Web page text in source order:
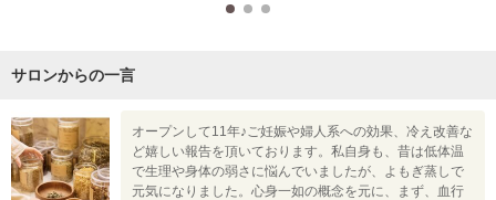
サロンからの一言
オープンして11年♪ご妊娠や婦人系への効果、冷え改善な
ど嬉しい報告を頂いております。私自身も、昔は低体温
で生理や身体の弱さに悩んでいましたが、よもぎ蒸しで
元気になりました。心身一如の概念を元に、まず、血行